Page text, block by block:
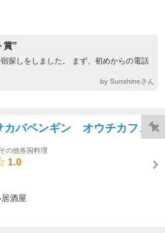
賞”
探しをしました。 まず、初めからの電話
by Sunshineさん
カバペンギン オウチカフェ
の他各国料理
1.0
酒屋